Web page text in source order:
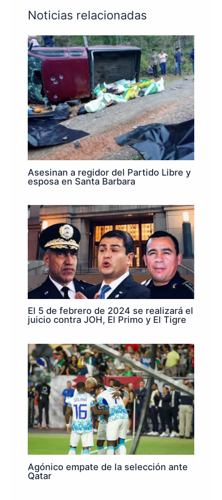
Noticias relacionadas
Asesinan a regidor del Partido Libre y
esposa en Santa Barbara
El 5 de febrero de 2024 se realizará el
juicio contra JOH, El Primo y El Tigre
Agónico empate de la selección ante
Qatar